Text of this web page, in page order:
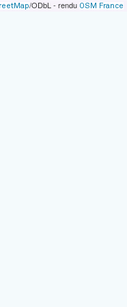
/ODbL - rendu OSM France